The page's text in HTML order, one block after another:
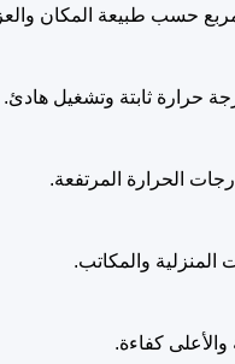
حرارة ثابتة وتشغيل هادئ.
الحرارة المرتفعة.
والمكاتب.